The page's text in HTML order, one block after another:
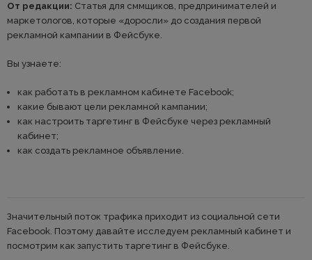
От редакции: Статья для сммщиков, предпринимателей и
маркетологов, которые «доросли» до создания первой
рекламной кампании в Фейсбуке.
Вы узнаете:
как работать в рекламном кабинете Facebook;
какие бывают цели рекламной кампании;
как настроить таргетинг в Фейсбуке через рекламный
кабинет;
как создать рекламное объявление.
Значительный поток трафика приходит из социальной сети
Facebook. Поэтому давайте исследуем рекламный кабинет и
посмотрим как запустить таргетинг в Фейсбуке.